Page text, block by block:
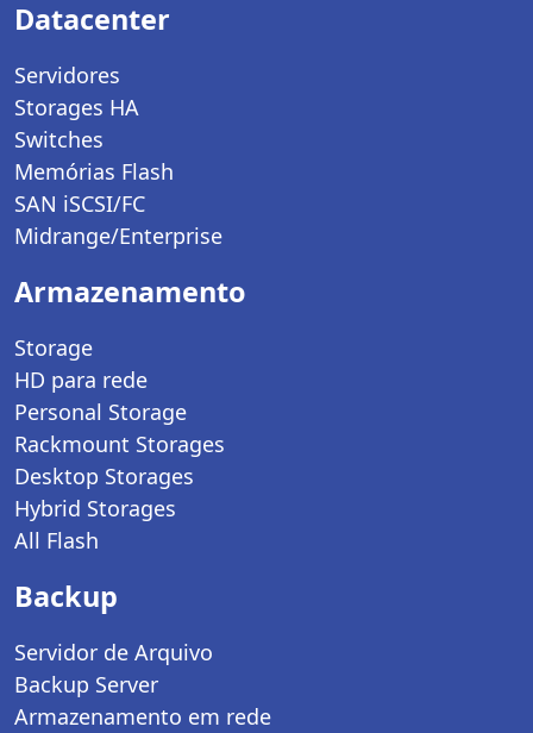
Datacenter
Servidores
Storages HA
Switches
Memórias Flash
SAN iSCSI/FC
Midrange/Enterprise
Armazenamento
Storage
HD para rede
Personal Storage
Rackmount Storages
Desktop Storages
Hybrid Storages
All Flash
Backup
Servidor de Arquivo
Backup Server
Armazenamento em rede